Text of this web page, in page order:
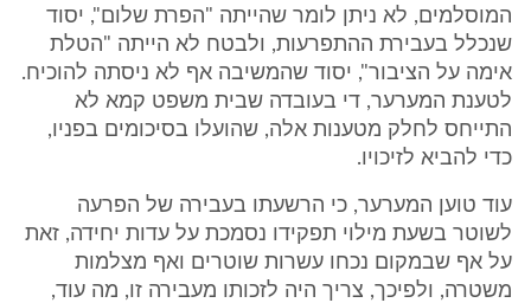
המוסלמים, לא ניתן לומר שהייתה "הפרת שלום", יסוד
שנכלל בעבירת ההתפרעות, ולבטח לא הייתה "הטלת
אימה על הציבור", יסוד שהמשיבה אף לא ניסתה להוכיח.
לטענת המערער, די בעובדה שבית משפט קמא לא
התייחס לחלק מטענות אלה, שהועלו בסיכומים בפניו,
כדי להביא לזיכויו.
עוד טוען המערער, כי הרשעתו בעבירה של הפרעה
לשוטר בשעת מילוי תפקידו נסמכת על עדות יחידה, זאת
על אף שבמקום נכחו עשרות שוטרים ואף מצלמות
משטרה, ולפיכך, צריך היה לזכותו מעבירה זו, מה עוד,